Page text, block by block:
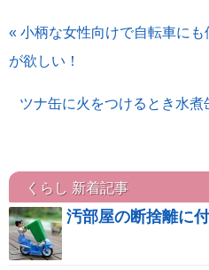
« 小柄な女性向けで自転車に
が欲しい！
ツナ缶に火をつけるとき水
くらし 新着記事
汚部屋の断捨離に